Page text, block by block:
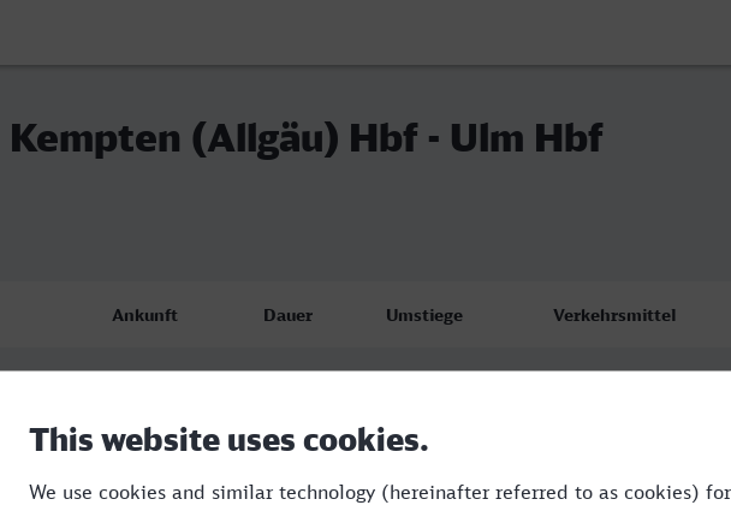
Kempten (Allgäu) Hbf - Ulm Hbf
Ankunft Dauer Umstiege Verkehrsmittel
11:55